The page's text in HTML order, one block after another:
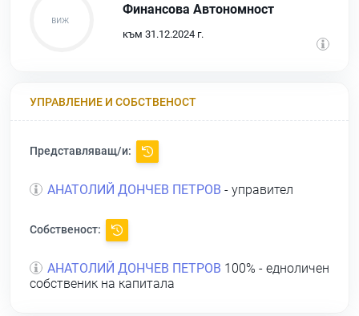
Финансова Автономност
към 31.12.2024 г.
УПРАВЛЕНИЕ И СОБСТВЕНОСТ
Представляващ/и:
АНАТОЛИЙ ДОНЧЕВ ПЕТРОВ - управител
Собственост:
АНАТОЛИЙ ДОНЧЕВ ПЕТРОВ 100% - едноличен
собственик на капитала